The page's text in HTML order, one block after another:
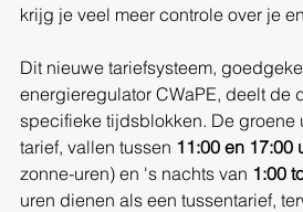
krijg je veel meer controle over je
Dit nieuwe tariefsysteem,
energieregulator CWaPE, deelt de
specifieke tijdsblokken. De groene
tarief, vallen tussen 11:00 en 17:00
zonne-uren) en 's nachts van 1:00
uren dienen als een tussentarief,